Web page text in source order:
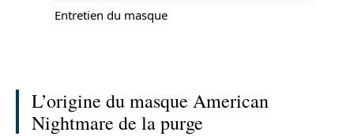
Entretien du masque
L’origine du masque American
Nightmare de la purge